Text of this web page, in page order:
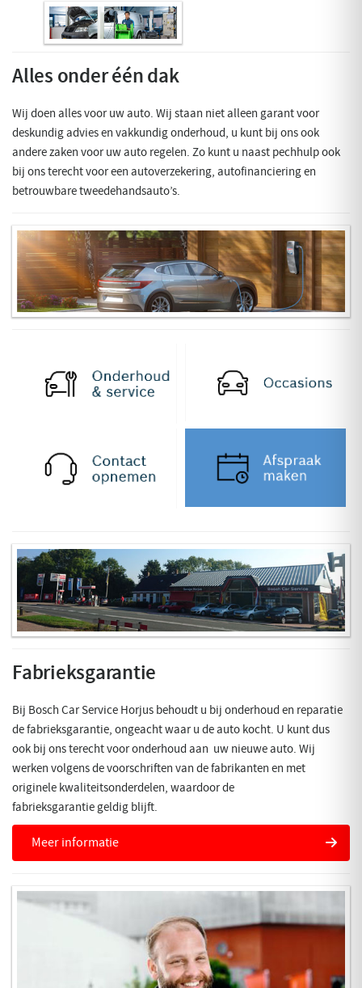
Alles onder één dak
Wij doen alles voor uw auto. Wij staan niet alleen garant voor
deskundig advies en vakkundig onderhoud, u kunt bij ons ook
andere zaken voor uw auto regelen. Zo kunt u naast pechhulp ook
bij ons terecht voor een autoverzekering, autofinanciering en
betrouwbare tweedehandsauto’s.
Fabrieksgarantie
Bij Bosch Car Service Horjus behoudt u bij onderhoud en reparatie
de fabrieksgarantie, ongeacht waar u de auto kocht. U kunt dus
ook bij ons terecht voor onderhoud aan uw nieuwe auto. Wij
werken volgens de voorschriften van de fabrikanten en met
originele kwaliteitsonderdelen, waardoor de
fabrieksgarantie geldig blijft.
Meer informatie